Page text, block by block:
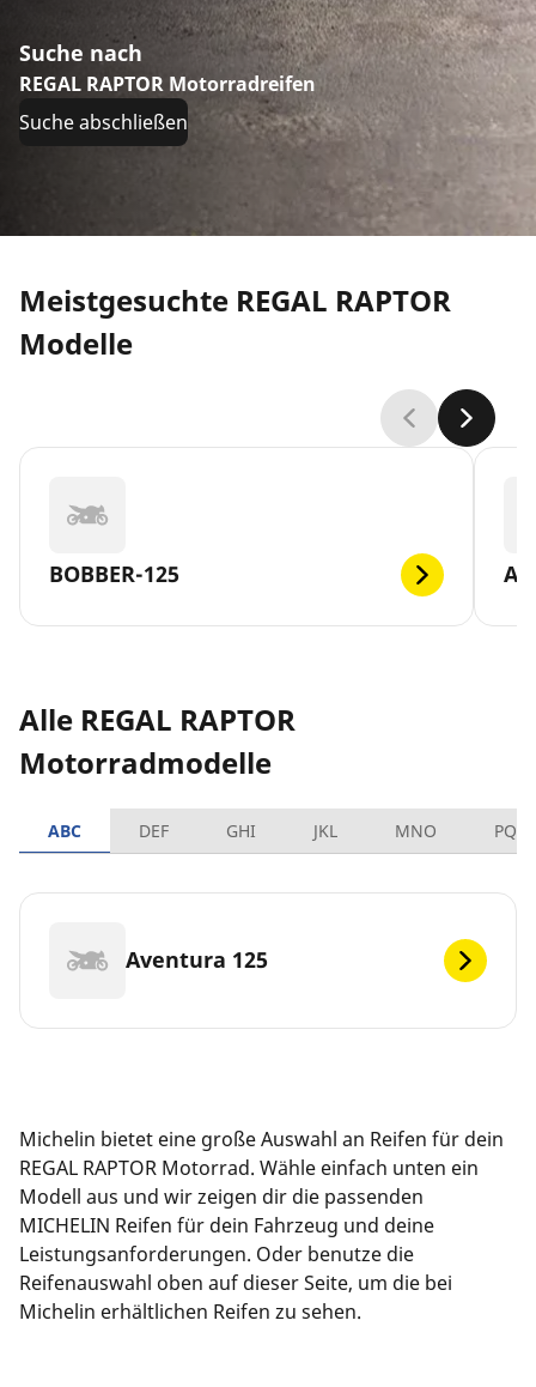
Suche nach
REGAL RAPTOR Motorradreifen
Suche abschließen
Meistgesuchte REGAL RAPTOR
Modelle
BOBBER-125
Alle REGAL RAPTOR
Motorradmodelle
ABC DEF GHI JKL MNO PQRS
Aventura 125
Michelin bietet eine große Auswahl an Reifen für dein
REGAL RAPTOR Motorrad. Wähle einfach unten ein
Modell aus und wir zeigen dir die passenden
MICHELIN Reifen für dein Fahrzeug und deine
Leistungsanforderungen. Oder benutze die
Reifenauswahl oben auf dieser Seite, um die bei
Michelin erhältlichen Reifen zu sehen.